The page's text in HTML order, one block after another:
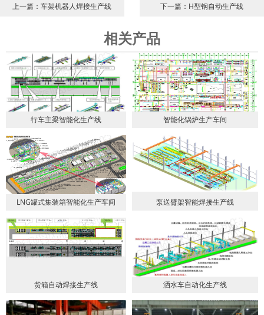
上一篇：车架机器人焊接生产线 下一篇：H型钢自动生产线
相关产品
行车主梁智能化生产线 智能化锅炉生产车间
LNG罐式集装箱智能化生产车间 泵送臂架智能焊接生产线
货箱自动焊接生产线 洒水车自动化生产线